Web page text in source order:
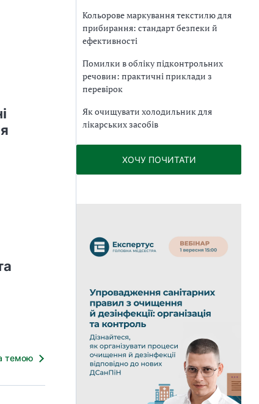
темою
Кольорове маркування текстилю для
прибирання: стандарт безпеки й
ефективності
Помилки в обліку підконтрольних
речовин: практичні приклади з
перевірок
Як очищувати холодильник для
лікарських засобів
ХОЧУ ПОЧИТАТИ